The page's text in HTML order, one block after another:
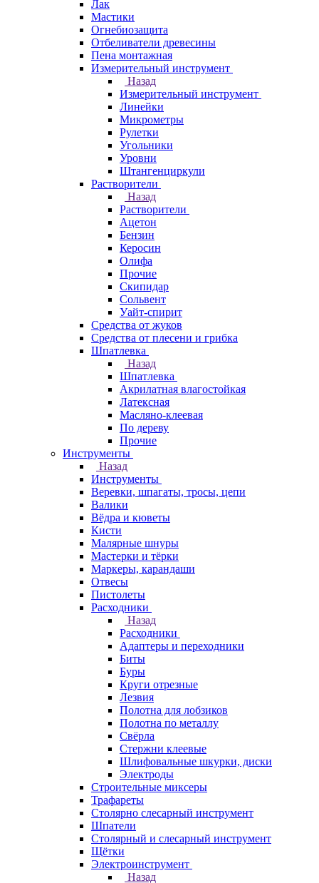
Лак
Мастики
Огнебиозащита
Отбеливатели древесины
Пена монтажная
Измерительный инструмент
Назад
Измерительный инструмент
Линейки
Микрометры
Рулетки
Угольники
Уровни
Штангенциркули
Растворители
Назад
Растворители
Ацетон
Бензин
Керосин
Олифа
Прочие
Скипидар
Сольвент
Уайт-спирит
Средства от жуков
Средства от плесени и грибка
Шпатлевка
Назад
Шпатлевка
Акрилатная влагостойкая
Латексная
Масляно-клеевая
По дереву
Прочие
Инструменты
Назад
Инструменты
Веревки, шпагаты, тросы, цепи
Валики
Вёдра и кюветы
Кисти
Малярные шнуры
Мастерки и тёрки
Маркеры, карандаши
Отвесы
Пистолеты
Расходники
Назад
Расходники
Адаптеры и переходники
Биты
Буры
Круги отрезные
Лезвия
Полотна для лобзиков
Полотна по металлу
Свёрла
Стержни клеевые
Шлифовальные шкурки, диски
Электроды
Строительные миксеры
Трафареты
Столярно слесарный инструмент
Шпатели
Столярный и слесарный инструмент
Щётки
Электроинструмент
Назад